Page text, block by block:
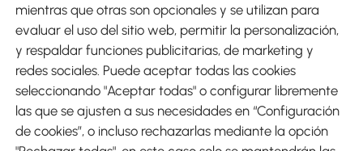
Envíos
mientras que otras son opcionales y se utilizan para
evaluar el uso del sitio web, permitir la personalización,
y respaldar funciones publicitarias, de marketing y
redes sociales. Puede aceptar todas las cookies
seleccionando "Aceptar todas" o configurar libremente
las que se ajusten a sus necesidades en “Configuración
de cookies”, o incluso rechazarlas mediante la opción